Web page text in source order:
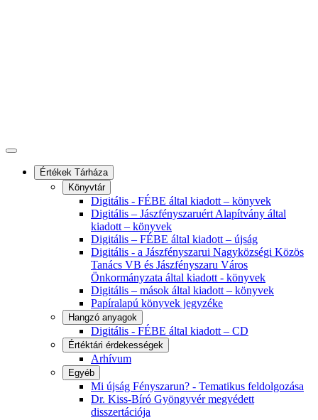
Értékek Tárháza
Könyvtár
Digitális - FÉBE által kiadott – könyvek
Digitális – Jászfényszaruért Alapítvány által
kiadott – könyvek
Digitális – FÉBE által kiadott – újság
Digitális - a Jászfényszarui Nagyközségi Közös
Tanács VB és Jászfényszaru Város
Önkormányzata által kiadott - könyvek
Digitális – mások által kiadott – könyvek
Papíralapú könyvek jegyzéke
Hangzó anyagok
Digitális - FÉBE által kiadott – CD
Értéktári érdekességek
Arhívum
Egyéb
Mi újság Fényszarun? - Tematikus feldolgozása
Dr. Kiss-Bíró Gyöngyvér megvédett
disszertációja